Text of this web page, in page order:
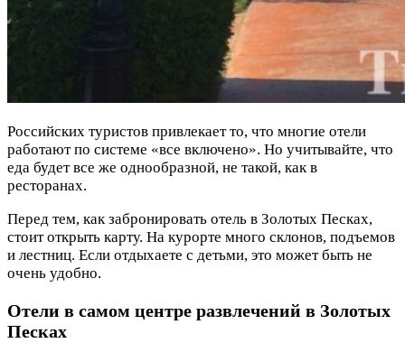
Российских туристов привлекает то, что многие отели
работают по системе «все включено». Но учитывайте, что
еда будет все же однообразной, не такой, как в
ресторанах.
Перед тем, как забронировать отель в Золотых Песках,
стоит открыть карту. На курорте много склонов, подъемов
и лестниц. Если отдыхаете с детьми, это может быть не
очень удобно.
Отели в самом центре развлечений в Золотых
Песках